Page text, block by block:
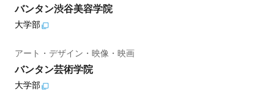
バンタン渋谷美容学院
大学部
アート・デザイン・映像・映画
バンタン芸術学院
大学部